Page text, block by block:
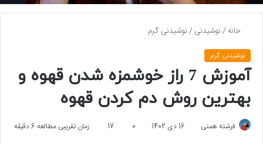
خانه /نوشیدنی /نوشیدنی گرم
نوشیدنی گرم
آموزش 7 راز خوشمزه شدن قهوه و
بهترین روش دم کردن قهوه
فرشته همتی 16 دی 1402 0
17 زمان تقریبی مطالعه 6 دقیقه